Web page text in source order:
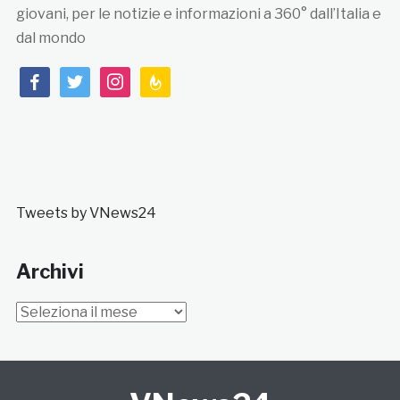
giovani, per le notizie e informazioni a 360° dall’Italia e
dal mondo
facebooktwitterinstagramfeedburner
Tweets by VNews24
Archivi
Archivi